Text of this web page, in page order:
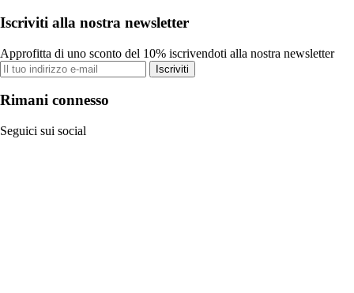
Iscriviti alla nostra newsletter
Approfitta di uno sconto del 10% iscrivendoti alla nostra newsletter
Iscriviti
Rimani connesso
Seguici sui social